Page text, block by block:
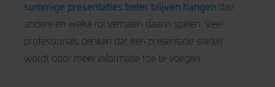
sommige presentaties beter blijven hangen dan
andere en welke rol verhalen daarin spelen. Veel
professionals denken dat een presentatie sterker
wordt door meer informatie toe te voegen.